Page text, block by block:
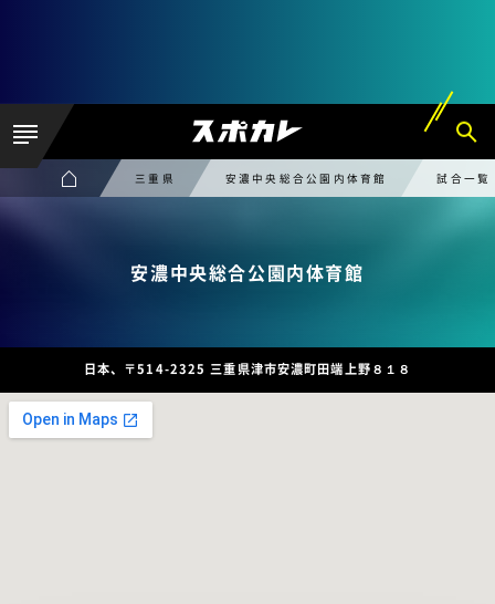
三重県 安濃中央総合公園内体育館 試合一覧
安濃中央総合公園内体育館
日本、〒514-2325 三重県津市安濃町田端上野８１８